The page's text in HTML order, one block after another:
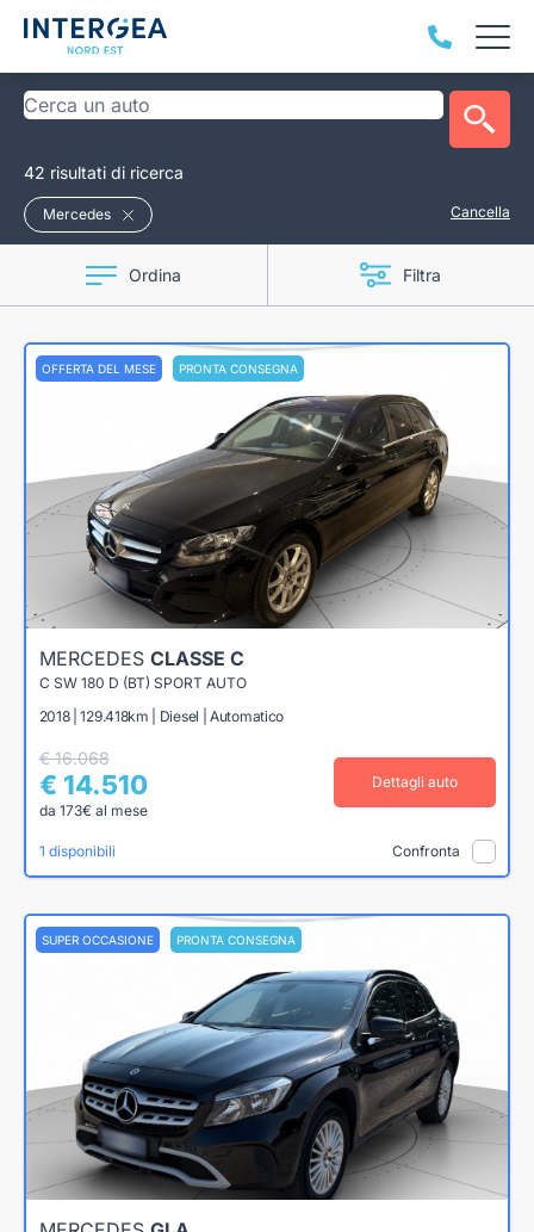
42 risultati di ricerca
Mercedes Cancella
Ordina Filtra
OFFERTA DEL MESE PRONTA CONSEGNA
MERCEDES CLASSE C
C SW 180 D (BT) SPORT AUTO
2018 | 129.418km | Diesel | Automatico
€ 16.068
€ 14.510
da 173€ al mese
Dettagli auto
1 disponibili Confronta
SUPER OCCASIONE PRONTA CONSEGNA